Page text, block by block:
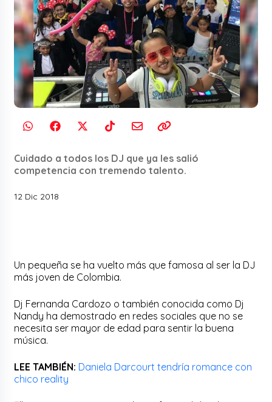
Cuidado a todos los DJ que ya les salió
competencia con tremendo talento.
12 Dic 2018
Un pequeña se ha vuelto más que famosa al ser la DJ
más joven de Colombia.
Dj Fernanda Cardozo o también conocida como Dj
Nandy ha demostrado en redes sociales que no se
necesita ser mayor de edad para sentir la buena
música.
LEE TAMBIÉN: Daniela Darcourt tendría romance con
chico reality